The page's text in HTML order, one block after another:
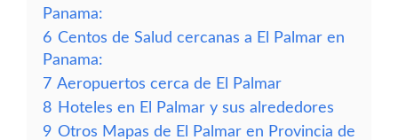
Panama:
6 Centos de Salud cercanas a El Palmar en
Panama:
7 Aeropuertos cerca de El Palmar
8 Hoteles en El Palmar y sus alrededores
9 Otros Mapas de El Palmar en Provincia de